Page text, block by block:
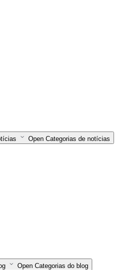
Open Categorias de notícias
Open Categorias do blog